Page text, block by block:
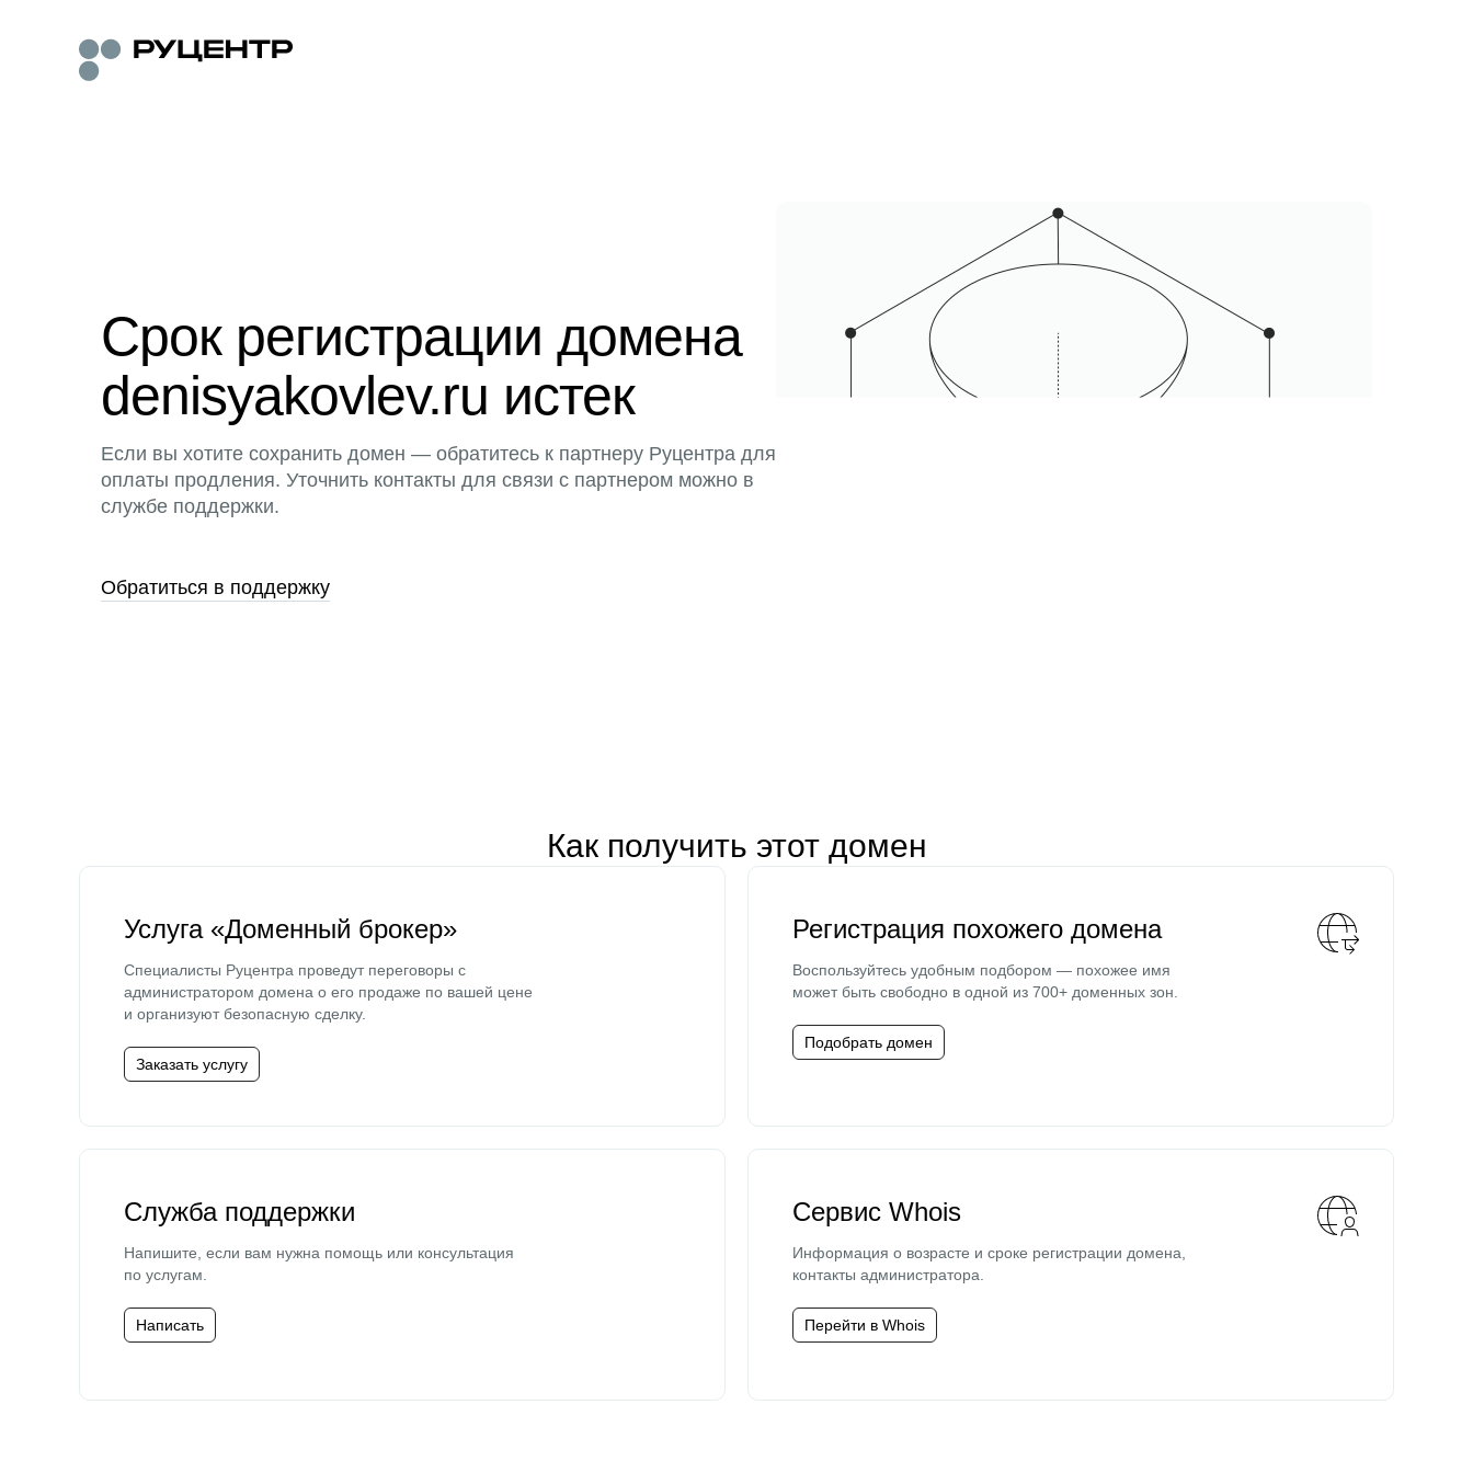
Срок регистрации домена
denisyakovlev.ru истек
Если вы хотите сохранить домен — обратитесь к партнеру Руцентра для
оплаты продления. Уточнить контакты для связи с партнером можно в
службе поддержки.
Обратиться в поддержку
Как получить этот домен
Услуга «Доменный брокер»
Специалисты Руцентра проведут переговоры с
администратором домена о его продаже по вашей цене
и организуют безопасную сделку.
Заказать услугу
Регистрация похожего домена
Воспользуйтесь удобным подбором — похожее имя
может быть свободно в одной из 700+ доменных зон.
Подобрать домен
Служба поддержки
Напишите, если вам нужна помощь или консультация
по услугам.
Написать
Сервис Whois
Информация о возрасте и сроке регистрации домена,
контакты администратора.
Перейти в Whois